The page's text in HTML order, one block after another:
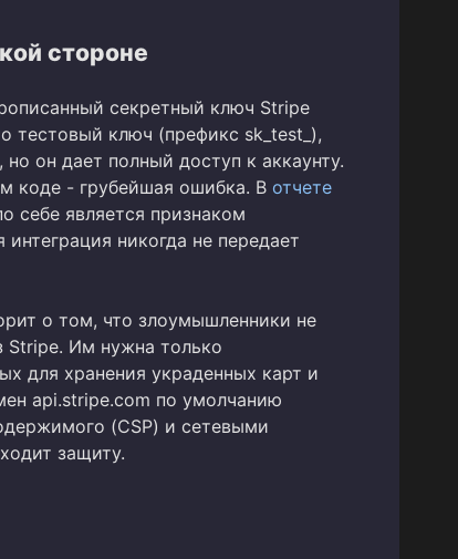
стороне
секретный ключ Stripe
тестовый ключ (префикс sk_test_),
он дает полный доступ к аккаунту.
коде - грубейшая ошибка. В отчете
себе является признаком
никогда не передает
о том, что злоумышленники не
Stripe. Им нужна только
для хранения украденных карт и
api.stripe.com по умолчанию
(CSP) и сетевыми
защиту.